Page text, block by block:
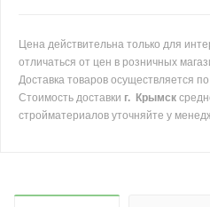
Цена действительна только для
отличаться от цен в розничных
Доставка товаров осуществляется
Стоимость доставки г. Крымск
стройматериалов уточняйте у